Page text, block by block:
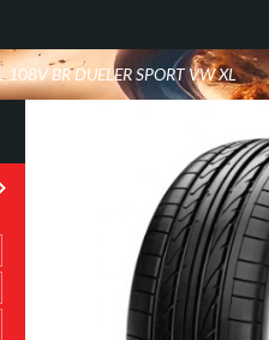
BR DUELER SPORT VW XL
ROULAGE À PLAT